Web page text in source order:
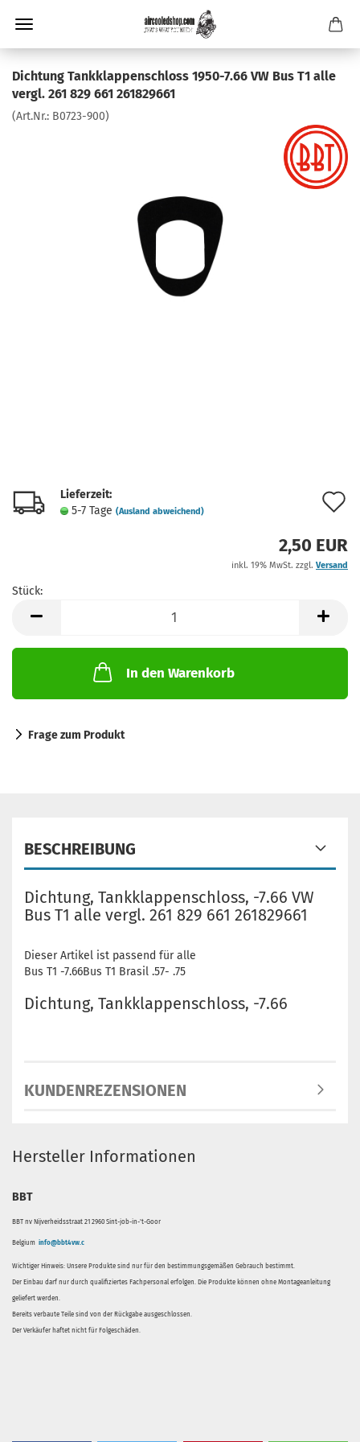
Dichtung Tankklappenschloss 1950-7.66 VW Bus T1 alle
vergl. 261 829 661 261829661
(Art.Nr.: B0723-900)
Lieferzeit:
5-7 Tage (Ausland abweichend)
2,50 EUR
inkl. 19% MwSt. zzgl. Versand
Stück:
In den Warenkorb
Frage zum Produkt
BESCHREIBUNG
Dichtung, Tankklappenschloss, -7.66 VW
Bus T1 alle vergl. 261 829 661 261829661
Dieser Artikel ist passend für alle
Bus T1 -7.66Bus T1 Brasil .57- .75
Dichtung, Tankklappenschloss, -7.66
KUNDENREZENSIONEN
Hersteller Informationen
BBT
BBT nv Nijverheidsstraat 21 2960 Sint-job-in-'t-Goor
Belgium info@bbt4vw.c
Wichtiger Hinweis: Unsere Produkte sind nur für den bestimmungsgemäßen Gebrauch bestimmt.
Der Einbau darf nur durch qualifiziertes Fachpersonal erfolgen. Die Produkte können ohne Montageanleitung
geliefert werden.
Bereits verbaute Teile sind von der Rückgabe ausgeschlossen.
Der Verkäufer haftet nicht für Folgeschäden.